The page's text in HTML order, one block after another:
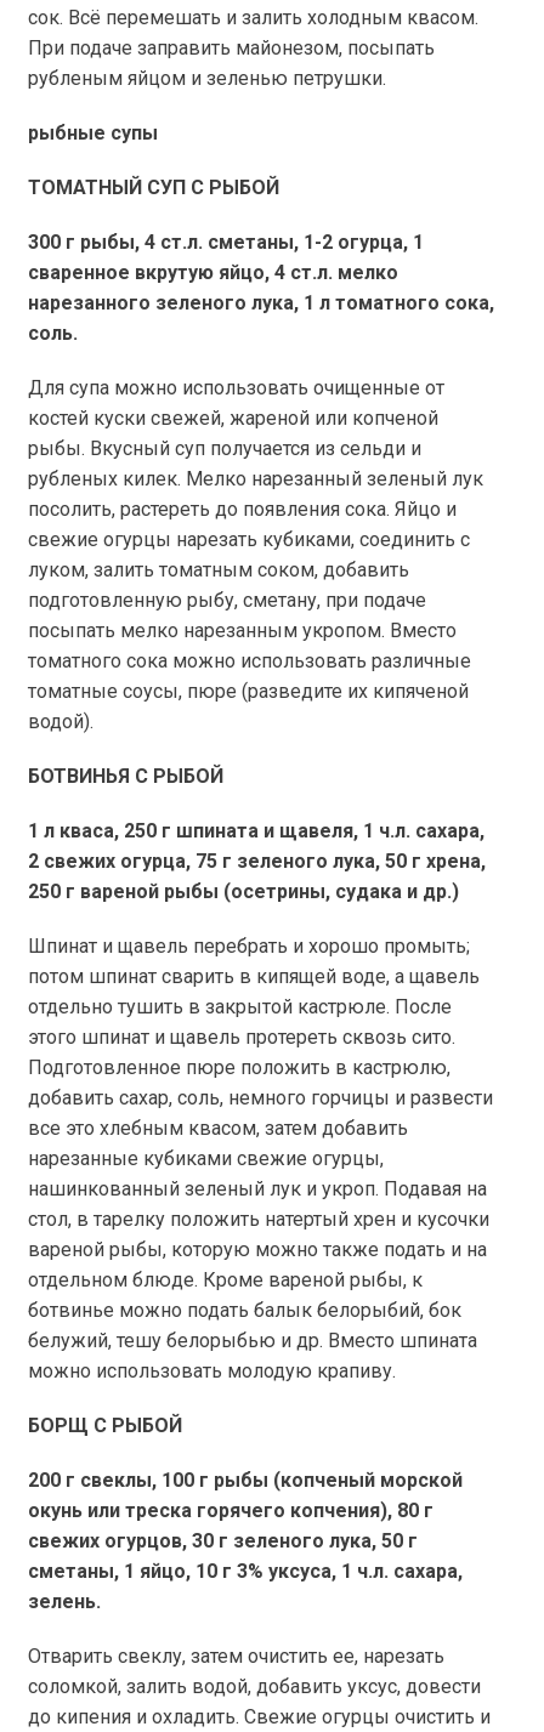
сок. Всё перемешать и залить холодным квасом.
При подаче заправить майонезом, посыпать
рубленым яйцом и зеленью петрушки.
рыбные супы
ТОМАТНЫЙ СУП С РЫБОЙ
300 г рыбы, 4 ст.л. сметаны, 1-2 огурца, 1
сваренное вкрутую яйцо, 4 ст.л. мелко
нарезанного зеленого лука, 1 л томатного сока,
соль.
Для супа можно использовать очищенные от
костей куски свежей, жареной или копченой
рыбы. Вкусный суп получается из сельди и
рубленых килек. Мелко нарезанный зеленый лук
посолить, растереть до появления сока. Яйцо и
свежие огурцы нарезать кубиками, соединить с
луком, залить томатным соком, добавить
подготовленную рыбу, сметану, при подаче
посыпать мелко нарезанным укропом. Вместо
томатного сока можно использовать различные
томатные соусы, пюре (разведите их кипяченой
водой).
БОТВИНЬЯ С РЫБОЙ
1 л кваса, 250 г шпината и щавеля, 1 ч.л. сахара,
2 свежих огурца, 75 г зеленого лука,50 г хрена,
250 г вареной рыбы (осетрины, судака и др.)
Шпинат и щавель перебрать и хорошо промыть;
потом шпинат сварить в кипящей воде, а щавель
отдельно тушить в закрытой кастрюле. После
этого шпинат и щавель протереть сквозь сито.
Подготовленное пюре положить в кастрюлю,
добавить сахар, соль, немного горчицы и развести
все это хлебным квасом, затем добавить
нарезанные кубиками свежие огурцы,
нашинкованный зеленый лук и укроп. Подавая на
стол, в тарелку положить натертый хрен и кусочки
вареной рыбы, которую можно также подать и на
отдельном блюде. Кроме вареной рыбы, к
ботвинье можно подать балык белорыбий, бок
белужий, тешу белорыбью и др. Вместо шпината
можно использовать молодую крапиву.
БОРЩ С РЫБОЙ
200 г свеклы, 100 г рыбы (копченый морской
окунь или треска горячего копчения), 80 г
свежих огурцов,30 г зеленого лука,50 г
сметаны, 1 яйцо, 10 г 3% уксуса, 1 ч.л. сахара,
зелень.
Отварить свеклу, затем очистить ее, нарезать
соломкой, залить водой, добавить уксус, довести
до кипения и охладить. Свежие огурцы очистить и